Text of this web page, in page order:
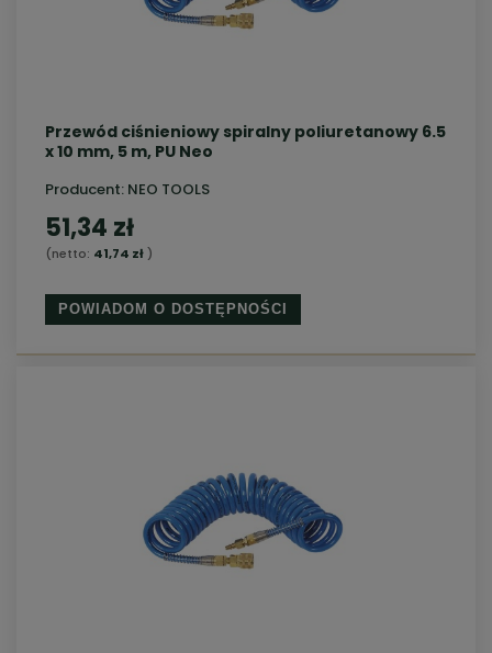
Przewód ciśnieniowy spiralny poliuretanowy 6.5
x 10 mm, 5 m, PU Neo
Producent: NEO TOOLS
51,34 zł
(netto: 41,74 zł)
POWIADOM O DOSTĘPNOŚCI